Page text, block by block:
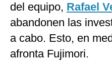
del equipo, Rafael
abandonen las
a cabo. Esto, en
afronta Fujimori.